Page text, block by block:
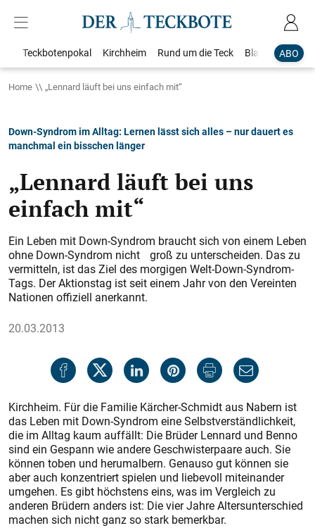
ABO
Teckbotenpokal Kirchheim Rund um die Teck Blaulicht
Home „Lennard läuft bei uns einfach mit“
Down-Syndrom im Alltag: Lernen lässt sich alles – nur dauert es
manchmal ein bisschen länger
„Lennard läuft bei uns
einfach mit“
Ein Leben mit Down-Syndrom braucht sich von einem Leben
ohne Down-Syndrom nicht groß zu unterscheiden. Das zu
vermitteln, ist das Ziel des morgigen Welt-Down-Syndrom-
Tags. Der Aktionstag ist seit einem Jahr von den Vereinten
Nationen offiziell anerkannt.
20.03.2013
Kirchheim. Für die Familie Kärcher-Schmidt aus Nabern ist
das Leben mit Down-Syndrom eine Selbstverständlichkeit,
die im Alltag kaum auffällt: Die Brüder Lennard und Benno
sind ein Gespann wie andere Geschwisterpaare auch. Sie
können toben und herumalbern. Genauso gut können sie
aber auch konzentriert spielen und liebevoll miteinander
umgehen. Es gibt höchstens eins, was im Vergleich zu
anderen Brüdern anders ist: Die vier Jahre Altersunterschied
machen sich nicht ganz so stark bemerkbar.